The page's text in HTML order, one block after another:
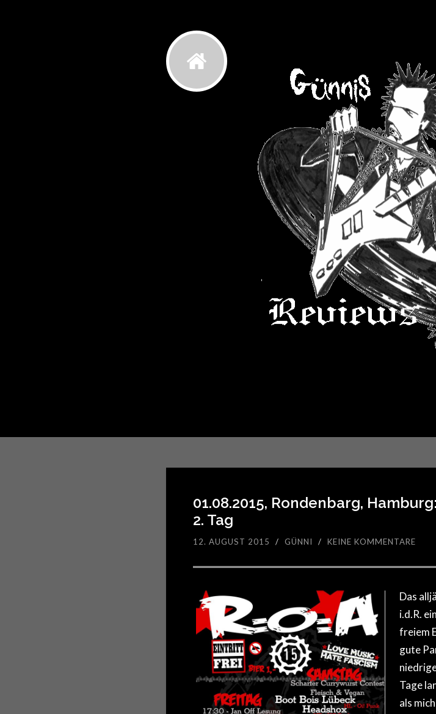
01.08.2015, Rondenbarg,
2. Tag
12. AUGUST 2015 / GÜNNI / KEINE KOMMENTARE
Das
i.d.R.
freiem
gute
Tage
als